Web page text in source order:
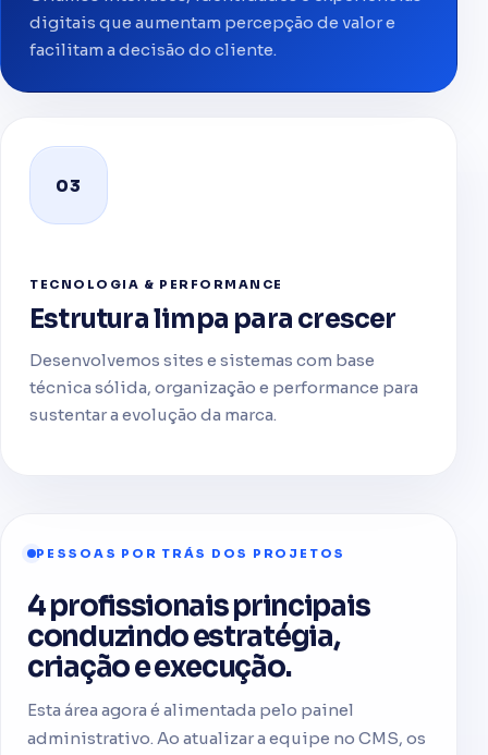
digitais que aumentam percepção de valor e
facilitam a decisão do cliente.
03
TECNOLOGIA & PERFORMANCE
Estrutura limpa para crescer
Desenvolvemos sites e sistemas com base
técnica sólida, organização e performance para
sustentar a evolução da marca.
PESSOAS POR TRÁS DOS PROJETOS
4 profissionais principais
conduzindo estratégia,
criação e execução.
Esta área agora é alimentada pelo painel
administrativo. Ao atualizar a equipe no CMS, os